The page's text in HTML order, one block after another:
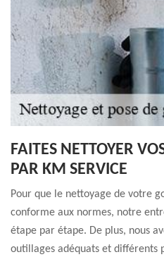
FAITES NETTOYER
PAR KM SERVICE
Pour que le nettoyage de votre
conforme aux normes, notre
étape par étape. De plus, nous
outillages adéquats et différents